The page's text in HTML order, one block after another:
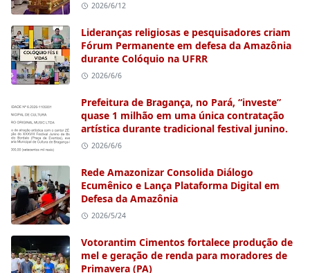
2026/6/12
Lideranças religiosas e pesquisadores criam
Fórum Permanente em defesa da Amazônia
durante Colóquio na UFRR
2026/6/6
Prefeitura de Bragança, no Pará, “investe”
quase 1 milhão em uma única contratação
artística durante tradicional festival junino.
2026/6/6
Rede Amazonizar Consolida Diálogo
Ecumênico e Lança Plataforma Digital em
Defesa da Amazônia
2026/5/24
Votorantim Cimentos fortalece produção de
mel e geração de renda para moradores de
Primavera (PA)